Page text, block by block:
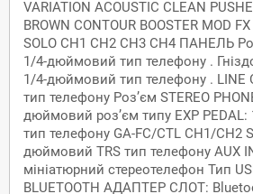
VARIATION ACOUSTIC CLEAN
BROWN CONTOUR BOOSTER MOD
SOLO CH1 CH2 CH3 CH4 ПАНЕЛЬ
1/4-дюймовий тип телефону .
1/4-дюймовий тип телефону . LINE
тип телефону Роз’єм STEREO
дюймовий роз’єм типу EXP
тип телефону GA-FC/CTL CH1/CH2
дюймовий TRS тип телефону AUX
мініатюрний стереотелефон Тип
BLUETOOTH АДАПТЕР СЛОТ: